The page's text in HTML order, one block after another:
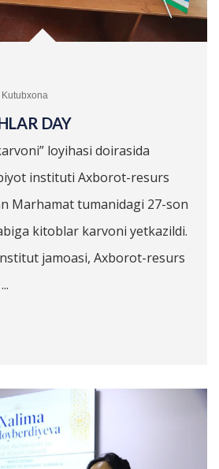
Kutubxona
DAY
loyihasi doirasida
instituti Axborot-resurs
Marhamat tumanidagi 27-son
kitoblar karvoni yetkazildi.
jamoasi, Axborot-resurs